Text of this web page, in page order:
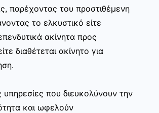
παρέχοντας του προστιθέμενη
το ελκυστικό είτε
ακίνητα προς
διαθέτεται ακίνητο για
υπηρεσίες που διευκολύνουν την
και ωφελούν